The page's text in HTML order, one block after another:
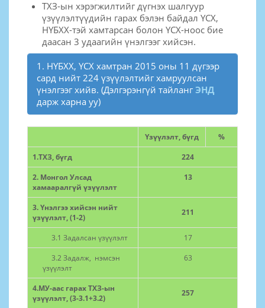
ТХЗ-ын хэрэгжилтийг дүгнэх шалгуур
үзүүлэлтүүдийн гарах бэлэн байдал ҮСХ,
НҮБХХ-тэй хамтарсан болон ҮСХ-ноос бие
даасан 3 удаагийн үнэлгээг хийсэн.
1. НҮБХХ, ҮСХ хамтран 2015 оны 11 дүгээр
сард нийт 224 үзүүлэлтийг хамруулсан
үнэлгээг хийв. (Дэлгэрэнгүй тайланг ЭНД
дарж харна уу)
Үзүүлэлт, бүгд
%
1.ТХЗ, бүгд
224
2. Монгол Улсад
хамааралгүй үзүүлэлт
13
3. Үнэлгээ хийсэн нийт
үзүүлэлт, (1-2)
211
3.1 Задалсан үзүүлэлт
17
3.2 Задалж, нэмсэн
үзүүлэлт
63
4.МУ-аас гарах ТХЗ-ын
үзүүлэлт, (3-3.1+3.2)
257